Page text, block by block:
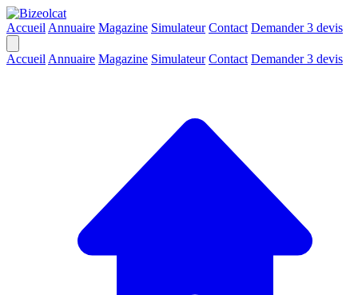
Accueil Annuaire Magazine Simulateur Contact Demander 3 devis
Accueil Annuaire Magazine Simulateur Contact Demander 3 devis